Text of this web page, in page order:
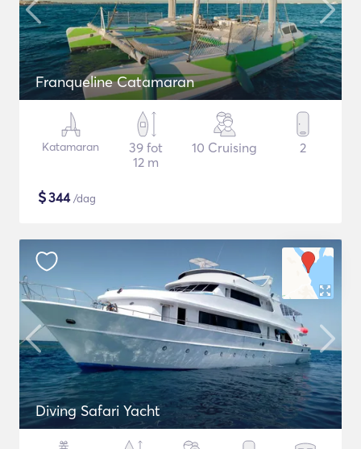
Franqueline Catamaran
Katamaran
39 fot
12 m
10 Cruising 2
$344/dag
Diving Safari Yacht